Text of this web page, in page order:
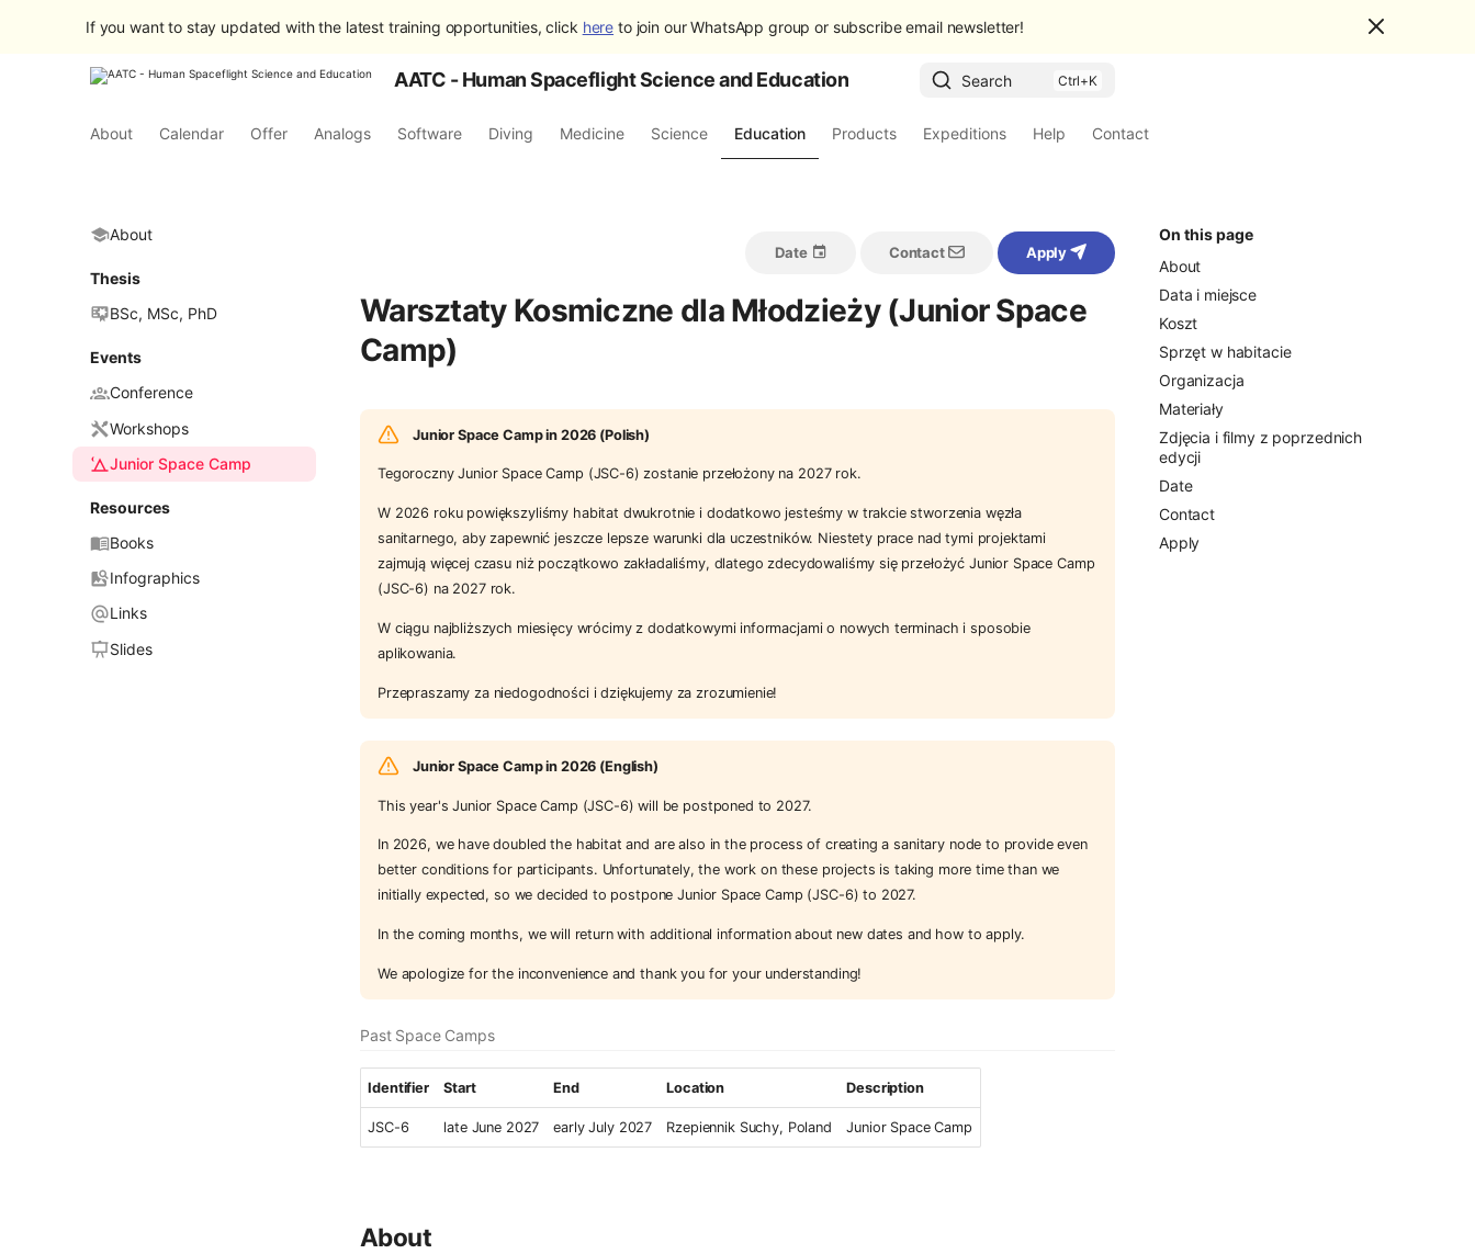
If you want to stay updated with the latest training opportunities, click here to join our WhatsApp group or subscribe email newsletter!
AATC - Human Spaceflight Science and Education Search
About Calendar Offer Analogs Software Diving Medicine Science Education Products Expeditions Help Contact
About
Thesis
BSc, MSc, PhD
Events
Conference
Workshops
Junior Space Camp
Resources
Books
Infographics
Links
Slides
On this page
About
Data i miejsce
Koszt
Sprzęt w habitacie
Organizacja
Materiały
Zdjęcia i filmy z poprzednich
edycji
Date
Contact
Apply
Date Contact Apply
Warsztaty Kosmiczne dla Młodzieży (Junior Space
Camp)
Junior Space Camp in 2026 (Polish)
Tegoroczny Junior Space Camp (JSC-6) zostanie przełożony na 2027 rok.
W 2026 roku powiększyliśmy habitat dwukrotnie i dodatkowo jesteśmy w trakcie stworzenia węzła
sanitarnego, aby zapewnić jeszcze lepsze warunki dla uczestników. Niestety prace nad tymi projektami
zajmują więcej czasu niż początkowo zakładaliśmy, dlatego zdecydowaliśmy się przełożyć Junior Space Camp
(JSC-6) na 2027 rok.
W ciągu najbliższych miesięcy wrócimy z dodatkowymi informacjami o nowych terminach i sposobie
aplikowania.
Przepraszamy za niedogodności i dziękujemy za zrozumienie!
Junior Space Camp in 2026 (English)
This year's Junior Space Camp (JSC-6) will be postponed to 2027.
In 2026, we have doubled the habitat and are also in the process of creating a sanitary node to provide even
better conditions for participants. Unfortunately, the work on these projects is taking more time than we
initially expected, so we decided to postpone Junior Space Camp (JSC-6) to 2027.
In the coming months, we will return with additional information about new dates and how to apply.
We apologize for the inconvenience and thank you for your understanding!
Past Space Camps
Identifier Start End Location Description
JSC-6 late June 2027 early July 2027 Rzepiennik Suchy, Poland Junior Space Camp
About